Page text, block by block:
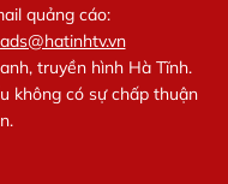
quảng cáo:
ads@hatinhtv.vn
truyền hình Hà Tĩnh.
không có sự chấp thuận